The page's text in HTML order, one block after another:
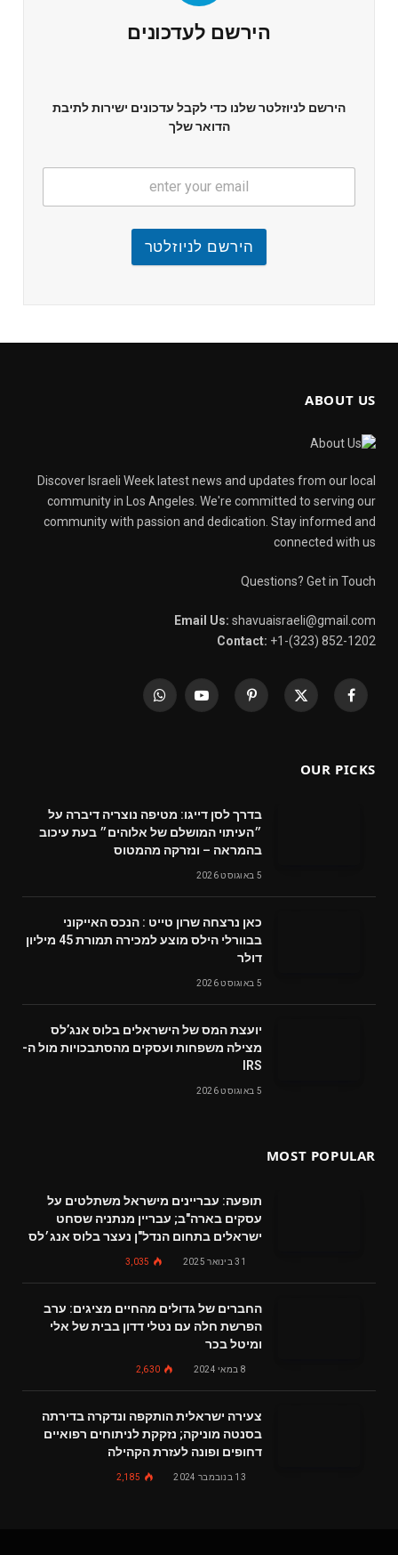
הירשם לעדכונים
הירשם לניוזלטר שלנו כדי לקבל עדכונים ישירות לתיבת
הדואר שלך
הירשם לניוזלטר
ABOUT US
Discover Israeli Week latest news and updates from our local
community in Los Angeles. We're committed to serving our
community with passion and dedication. Stay informed and
connected with us
Questions? Get in Touch
Email Us: shavuaisraeli@gmail.com
Contact: +1-(323) 852-1202
Facebook
X
Pinterest
YouTube
WhatsApp
OUR PICKS
בדרך לסן דייגו: מטיפה נוצריה דיברה על
״העיתוי המושלם של אלוהים״ בעת עיכוב
בהמראה – ונזרקה מהמטוס
5 באוגוסט 2026
‬דולר
5 באוגוסט 2026
‬מצילה‭ ‬משפחות‭ ‬ועסקים‭ ‬מהסתבכויות‭ ‬מול‭ ‬ה-
IRS
5 באוגוסט 2026
MOST POPULAR
תופעה: עבריינים מישראל משתלטים על
עסקים בארה"ב; עבריין מנתניה שסחט
ישראלים בתחום הנדל"ן נעצר בלוס אנג׳לס
31 בינואר 2025 3,035
החברים של גדולים מהחיים מציגים: ערב
הפרשת חלה עם נטלי דדון בבית של אלי
ומיטל בכר
8 במאי 2024 2,630
צעירה ישראלית הותקפה ונדקרה בדירתה
בסנטה מוניקה; נזקקת לניתוחים רפואיים
דחופים ופונה לעזרת הקהילה
13 בנובמבר 2024 2,185